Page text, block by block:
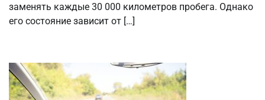
заменять каждые 30 000 километров пробега. Однако
его состояние зависит от […]